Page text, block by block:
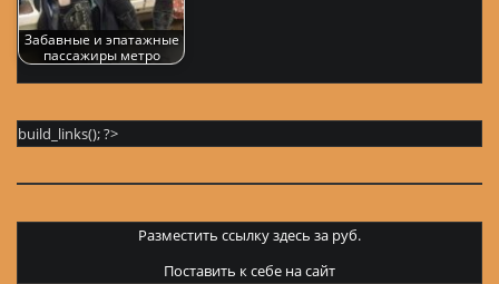
Забавные и эпатажные
пассажиры метро
build_links(); ?>
Разместить ссылку здесь за руб.
Поставить к себе на сайт